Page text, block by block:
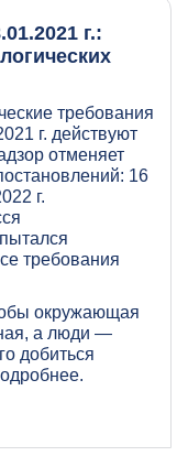
г.:
требования
г. действуют
отменяет
16
г.
требования
окружающая
а люди —
добиться